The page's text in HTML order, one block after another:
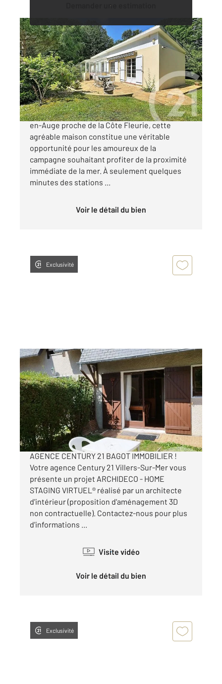
Demander une estimation
ST VAAST EN AUGE 14
66 m2, 3 pièces
Ref : 14344
Maison à vendre
250 000 €
Située dans le charmant village de Saint-Vaast-
en-Auge proche de la Côte Fleurie, cette
agréable maison constitue une véritable
opportunité pour les amoureux de la
campagne souhaitant profiter de la proximité
immédiate de la mer. À seulement quelques
minutes des stations ...
Voir le détail du bien
Exclusivité
VILLERS SUR MER 14
38,19 m , 3 pièces
Ref : 14401
Maison à vendre
178 000 €
EN VENTE UNIQUEMENT DANS VOTRE
AGENCE CENTURY 21 BAGOT IMMOBILIER !
Votre agence Century 21 Villers-Sur-Mer vous
présente un projet ARCHIDECO - HOME
STAGING VIRTUEL® réalisé par un architecte
d'intérieur (proposition d'aménagement 3D
non contractuelle). Contactez-nous pour plus
d'informations ...
Visite vidéo
Voir le détail du bien
Exclusivité